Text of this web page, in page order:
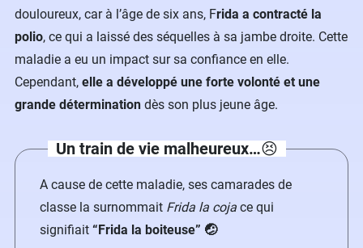
douloureux, car à l’âge de six ans, Frida a contracté la
polio, ce qui a laissé des séquelles à sa jambe droite. Cette
maladie a eu un impact sur sa confiance en elle.
Cependant, elle a développé une forte volonté et une
grande détermination dès son plus jeune âge.
Un train de vie malheureux…😣
A cause de cette maladie, ses camarades de
classe la surnommait Frida la coja ce qui
signifiait “Frida la boiteuse” 🤕